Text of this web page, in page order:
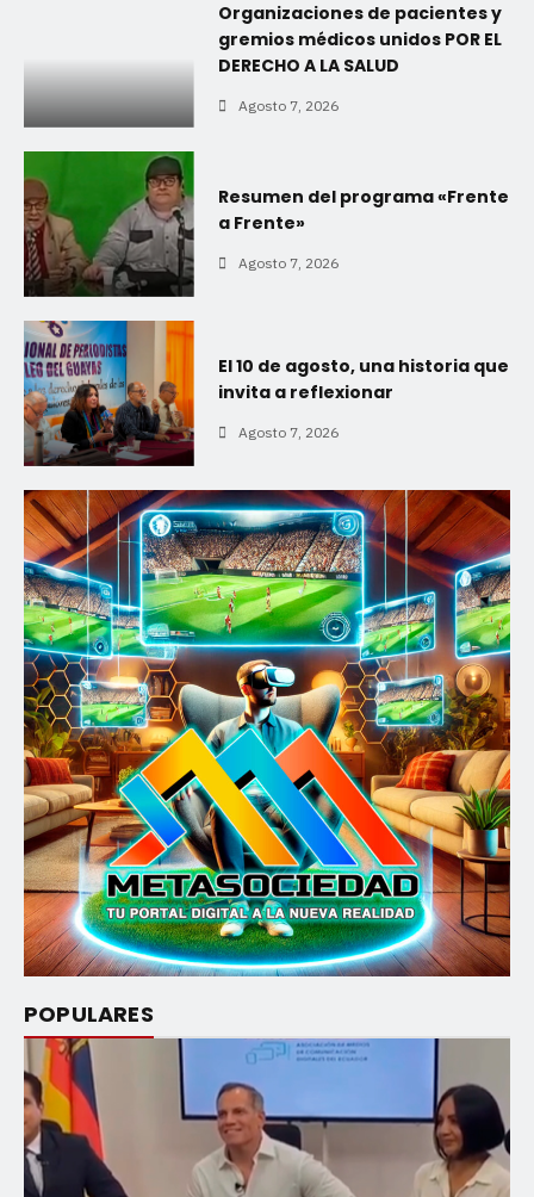
Organizaciones de pacientes y
gremios médicos unidos POR EL
DERECHO A LA SALUD
Agosto 7, 2026
Resumen del programa «Frente
a Frente»
Agosto 7, 2026
El 10 de agosto, una historia que
invita a reflexionar
Agosto 7, 2026
POPULARES